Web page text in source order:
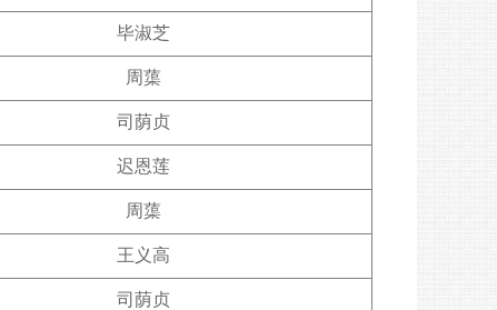
毕淑芝
周蕖
司荫贞
迟恩莲
周蕖
王义高
司荫贞